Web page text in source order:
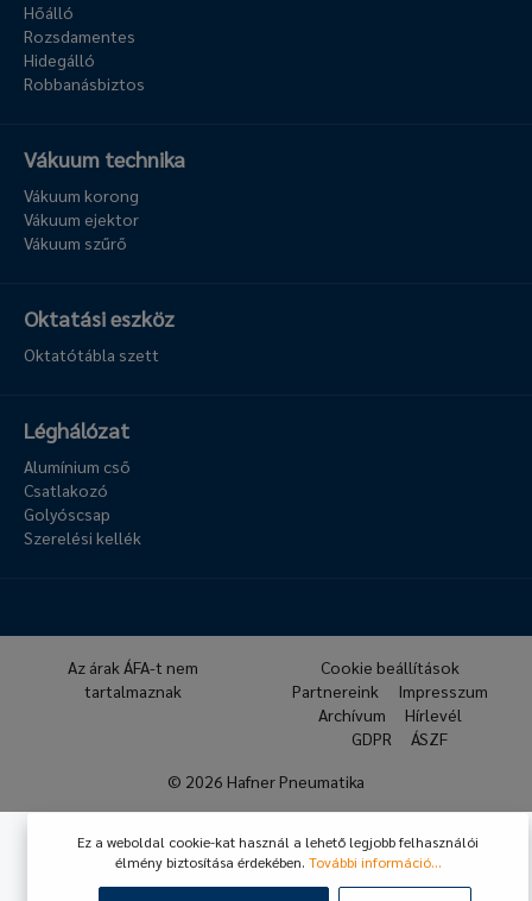
Hőálló
Rozsdamentes
Hidegálló
Robbanásbiztos
Vákuum technika
Vákuum korong
Vákuum ejektor
Vákuum szűrő
Oktatási eszköz
Oktatótábla szett
Léghálózat
Alumínium cső
Csatlakozó
Golyóscsap
Szerelési kellék
© 2026 Hafner Pneumatika
Az árak ÁFA-t nem
tartalmaznak
Cookie beállítások
Partnereink
Impresszum
Archívum
Hírlevél
GDPR
ÁSZF
Ez a weboldal cookie-kat használ a lehető legjobb felhasználói
élmény biztosítása érdekében. További információ...